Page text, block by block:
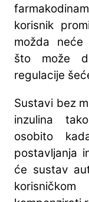
korisnik
možda neće
što može
regulacije
Sustavi bez
inzulina
osobito
postavljanja
će sustav